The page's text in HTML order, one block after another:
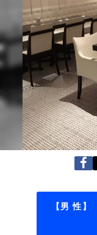
【男 性】